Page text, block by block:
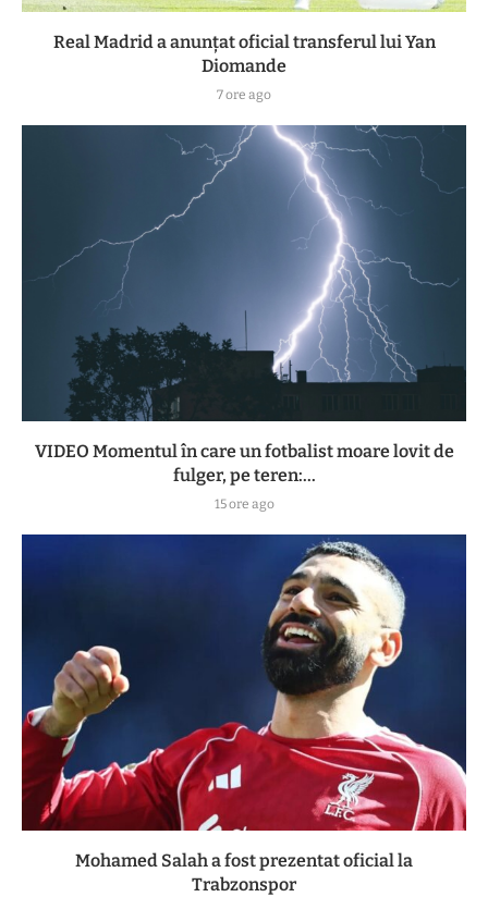
Real Madrid a anunțat oficial transferul lui Yan
Diomande
7 ore ago
VIDEO Momentul în care un fotbalist moare lovit de
fulger, pe teren:...
15 ore ago
Mohamed Salah a fost prezentat oficial la
Trabzonspor